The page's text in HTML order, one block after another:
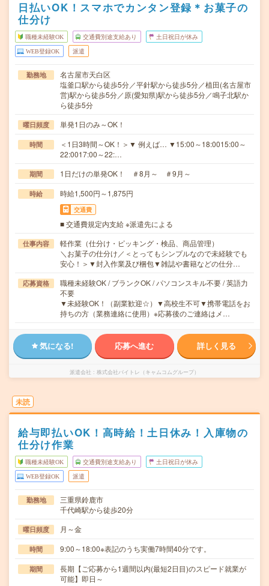
日払いOK！スマホでカンタン登録＊お菓子の
仕分け
職種未経験OK 交通費別途支給あり 土日祝日が休み
WEB登録OK 派遣
勤務地
名古屋市天白区
塩釜口駅から徒歩5分／平針駅から徒歩5分／植田(名古屋市
営)駅から徒歩5分／原(愛知県)駅から徒歩5分／鳴子北駅か
ら徒歩5分
曜日頻度 単発1日のみ～OK！
時間
＜1日3時間～OK！＞▼ 例えば… ▼15:00～18:0015:00～
22:0017:00～22:…
期間 1日だけの単発OK！ ＃8月～ ＃9月～
時給 時給1,500円～1,875円
交通費
■ 交通費規定内支給 ※派遣先による
仕事内容
軽作業（仕分け・ピッキング・検品、商品管理）
＼お菓子の仕分け／＜とってもシンプルなので未経験でも
安心！＞▼封入作業及び梱包▼雑誌や書籍などの仕分…
応募資格
職種未経験OK / ブランクOK / パソコンスキル不要 / 英語力
不要
▼未経験OK！（副業歓迎☆）▼高校生不可▼携帯電話をお
持ちの方（業務連絡に使用）※応募後のご連絡はメ…
気になる! 応募へ進む 詳しく見る
派遣会社 株式会社バイトレ（キャムコムグループ）
未読
給与即払いOK！高時給！土日休み！入庫物の
仕分け作業
職種未経験OK 交通費別途支給あり 土日祝日が休み
WEB登録OK 派遣
勤務地
三重県鈴鹿市
千代崎駅から徒歩20分
曜日頻度 月～金
時間 9:00～18:00※表記のうち実働7時間40分です。
期間
長期【ご応募から1週間以内(最短2日目)のスピード就業が
可能】即日～